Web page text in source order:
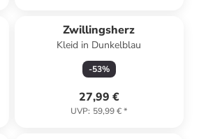
Zwillingsherz
Kleid in Dunkelblau
-53%
27,99 €
UVP: 59,99 €*